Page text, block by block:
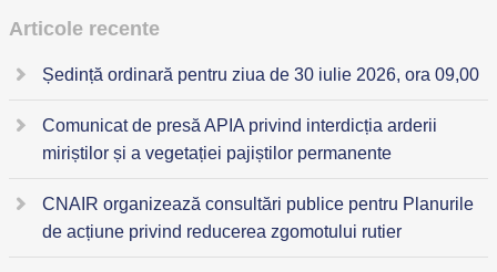
Articole recente
Ședință ordinară pentru ziua de 30 iulie 2026, ora 09,00
Comunicat de presă APIA privind interdicția arderii
miriștilor și a vegetației pajiștilor permanente
CNAIR organizează consultări publice pentru Planurile
de acțiune privind reducerea zgomotului rutier